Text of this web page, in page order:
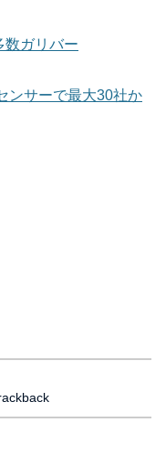
数ガリバー
ンサーで最大30社か